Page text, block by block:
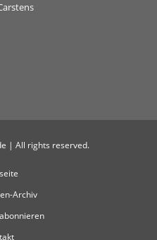
| All rights reserved.
Archiv